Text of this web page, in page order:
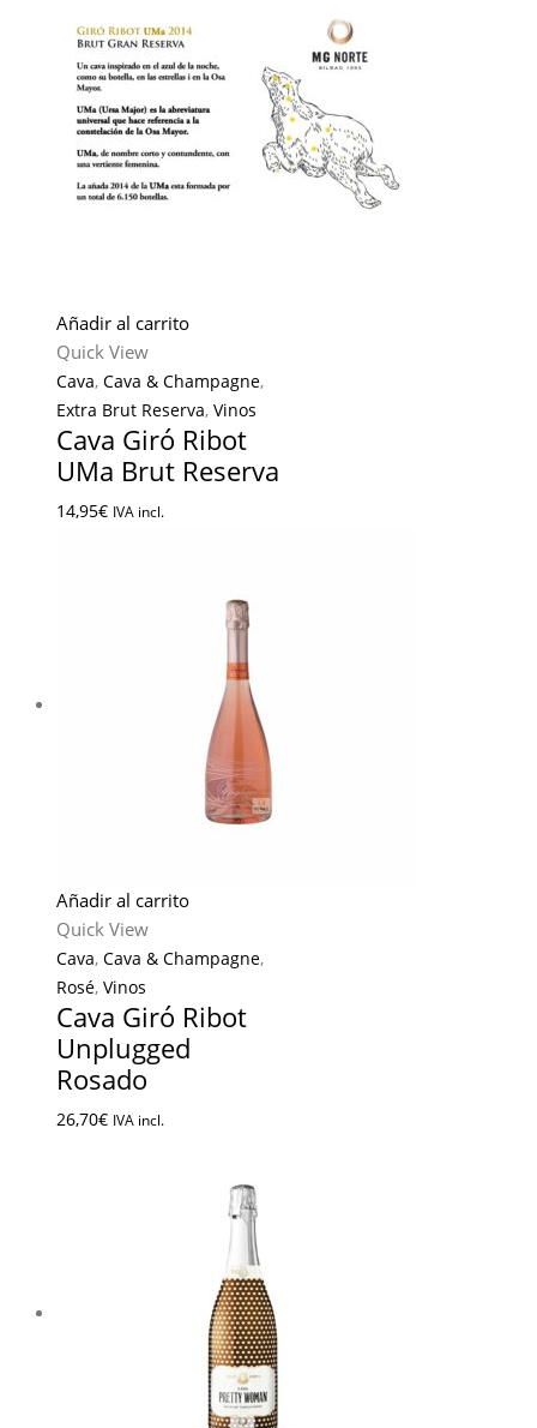
Añadir al carrito
Quick View
Cava, Cava & Champagne,
Extra Brut Reserva, Vinos
Cava Giró Ribot
UMa Brut Reserva
14,95€ IVA incl.
Añadir al carrito
Quick View
Cava, Cava & Champagne,
Rosé, Vinos
Cava Giró Ribot
Unplugged
Rosado
26,70€ IVA incl.